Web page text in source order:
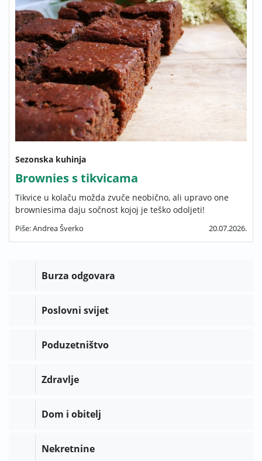
Sezonska kuhinja
Brownies s tikvicama
Tikvice u kolaču možda zvuče neobično, ali upravo one
browniesima daju sočnost kojoj je teško odoljeti!
Piše: Andrea Šverko 20.07.2026.
Burza odgovara
Poslovni svijet
Poduzetništvo
Zdravlje
Dom i obitelj
Nekretnine